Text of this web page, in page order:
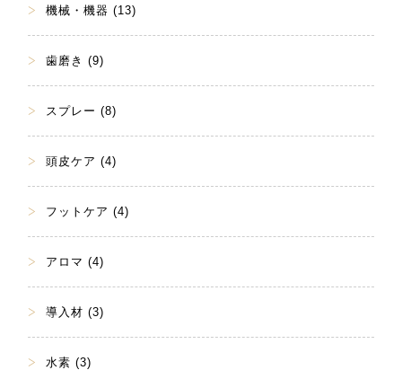
機械・機器 (13)
歯磨き (9)
スプレー (8)
頭皮ケア (4)
フットケア (4)
アロマ (4)
導入材 (3)
水素 (3)